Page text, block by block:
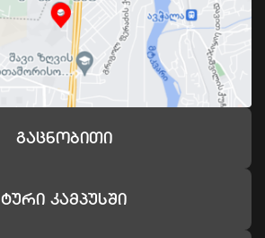
Გაცნობითი
Ტური Კამპუსში